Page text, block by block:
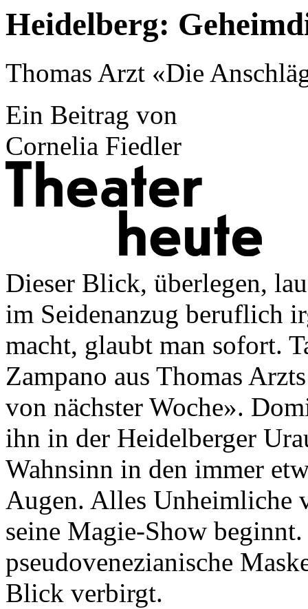
Heidelberg:
Thomas Arzt «Die
Ein Beitrag von
Cornelia Fiedler
Dieser Blick, überlegen,
im Seidenanzug beruflich
macht, glaubt man sofort.
Zampano aus Thomas
von nächster Woche».
ihn in der Heidelberger
Wahnsinn in den immer
Augen. Alles Unheimliche
seine Magie-Show
pseudovenezianische
Blick verbirgt.